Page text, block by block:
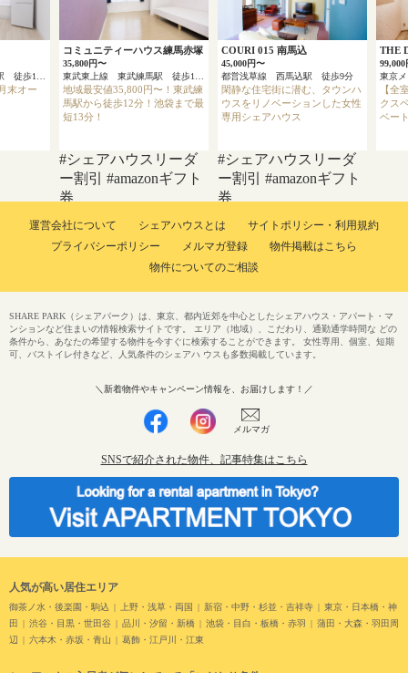
京浜急行本線 上大岡駅 徒歩13分
末オー
コミュニティーハウス練馬赤塚
35,800円〜
東武東上線 東武練馬駅 徒歩12分
地域最安値35,800円〜！東武練
馬駅から徒歩12分！池袋まで最
短13分！
#シェアハウスリーダ
ー割引
#amazonギフト
券
COURI 015 南馬込
45,000円〜
都営浅草線 西馬込駅 徒歩9分
閑静な住宅街に潜む、タウンハ
ウスをリノベーションした女性
専用シェアハウス
#シェアハウスリーダ
ー割引
#amazonギフト
券
THE
99,000
【全
クス
ベー
運営会社について シェアハウスとは
サイトポリシー・利用規約
プライバシーポリシー
メルマガ登録
物件掲載はこちら
物件についてのご相談
人気が高い居住エリア
御茶ノ水・後楽園・駒込 上野・浅草・両国 新宿・中野・杉並・吉祥寺
東京・日本橋・神
田
渋谷・目黒・世田谷 品川・汐留・新橋 池袋・目白・板橋・赤羽
蒲田・大森・羽田周
辺
六本木・赤坂・青山 葛飾・江戸川・江東
SHARE PARK（シェアパーク）は、東京、都内近郊を中心としたシェアハウス・アパート・マ
ンションなど住まいの情報検索サイトです。 エリア（地域）、こだわり、通勤通学時間な どの
条件から、あなたの希望する物件を今すぐに検索することができます。 女性専用、個室、短期
可、バストイレ付きなど、人気条件のシェアハ ウスも多数掲載しています。
＼新着物件やキャンペーン情報を、お届けします！／
メルマガ
SNSで紹介された物件、記事特集はこちら